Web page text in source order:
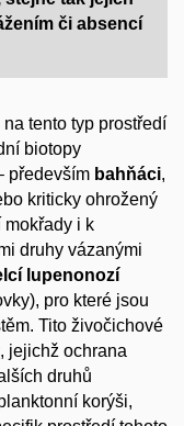
či absencí
tento typ prostředí
biotopy
především bahňáci,
kriticky ohrožený
mokřady i k
druhy vázanými
cí lupenonozí
), pro které jsou
. Tito živočichové
, jejichž ochrana
druhů
korýši,